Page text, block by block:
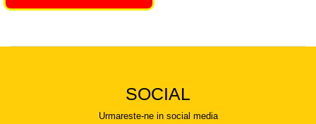
SOCIAL
Urmareste-ne in social media